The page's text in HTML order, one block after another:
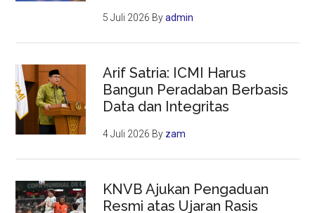
5 Juli 2026 Byadmin
Arif Satria: ICMI Harus
Bangun Peradaban Berbasis
Data dan Integritas
4 Juli 2026 By zam
KNVB Ajukan Pengaduan
Resmi atas Ujaran Rasis